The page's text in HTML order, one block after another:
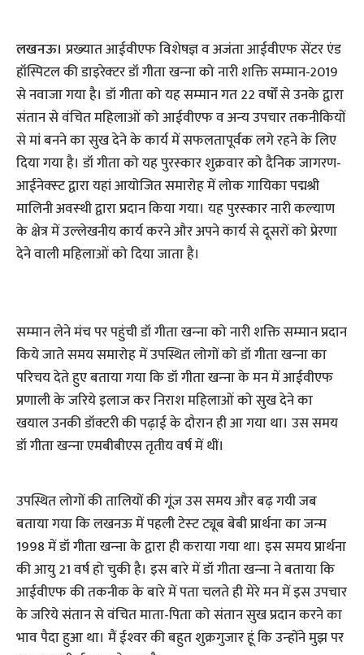
लखनऊ।प्रख्‍यात आईवीएफ विशेषज्ञ व अजंता आईवीएफ सेंटर एंड
हॉस्पिटल की डाइरेक्‍टर डॉ गीता खन्‍ना को नारी शक्ति सम्‍मान-2019
से नवाजा गया है। डॉ गीता को यह सम्‍मान गत 22 वर्षों से उनके द्वारा
संतान से वंचित महिलाओं को आईवीएफ व अन्‍य उपचार तकनीकियों
से मां बनने का सुख देने के कार्य में सफलतापूर्वक लगे रहने के लिए
दिया गया है। डॉ गीता को यह पुरस्‍कार शुक्रवार को दैनिक जागरण-
आईनेक्‍स्‍ट द्वारा यहां आयोजित समारोह में लोक गायिका पद्मश्री
मालिनी अवस्‍थी द्वारा प्रदान किया गया। यह पुरस्‍कार नारी कल्‍याण
के क्षेत्र में उल्‍लेखनीय कार्य करने और अपने कार्य से दूसरों को प्रेरणा
देने वाली महिलाओं को दिया जाता है।
सम्‍मान लेने मंच पर पहुंची डॉ गीता खन्‍ना को नारी शक्ति सम्‍मान प्रदान
किये जाते समय समारोह में उपस्थित लोगों को डॉ गीता खन्‍ना का
परिचय देते हुए बताया गया कि डॉ गीता खन्‍ना के मन में आईवीएफ
प्रणाली के जरिये इलाज कर निराश महिलाओं को सुख देने का
खयाल उनकी डॉक्‍टरी की पढ़ाई के दौरान ही आ गया था। उस समय
डॉ गीता खन्‍ना एमबीबीएस तृतीय वर्ष में थीं।
उपस्थित लोगों की तालियों की गूंज उस समय और बढ़ गयी जब
बताया गया कि लखनऊ में पहली टेस्‍ट ट्यूब बेबी प्रा‍र्थना का जन्‍म
1998 में डॉ गीता खन्‍ना के द्वारा ही कराया गया था। इस समय प्रार्थना
की आयु 21 वर्ष हो चुकी है। इस बारे में डॉ गीता खन्‍ना ने बताया कि
आईवीएफ की तकनीक के बारे में पता चलते ही मेरे मन में इस उपचार
के जरिये संतान से वंचित माता-पिता को संतान सुख प्रदान करने का
भाव पैदा हुआ था। मैं ईश्‍वर की बहुत शुक्रगुजार हूं कि उन्‍होंने मुझ पर